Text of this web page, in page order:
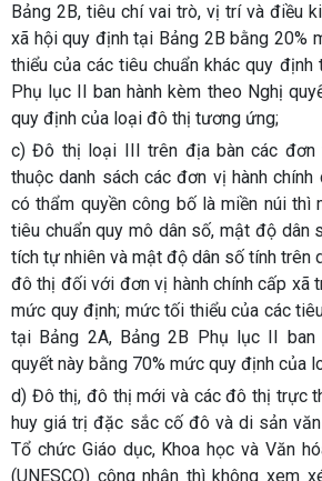
Bảng 2B, tiêu chí vai trò, vị trí và điều
xã hội quy định tại Bảng 2B bằng 20%
thiểu của các tiêu chuẩn khác quy định
Phụ lục II ban hành kèm theo Nghị
quy định của loại đô thị tương ứng;
c) Đô thị loại III trên địa bàn các đơn
thuộc danh sách các đơn vị hành
có thẩm quyền công bố là miền núi thì
tiêu chuẩn quy mô dân số, mật độ dân
tích tự nhiên và mật độ dân số tính trên
đô thị đối với đơn vị hành chính cấp xã
mức quy định; mức tối thiểu của các
tại Bảng 2A, Bảng 2B Phụ lục II ban
quyết này bằng 70% mức quy định của
d) Đô thị, đô thị mới và các đô thị trực
huy giá trị đặc sắc cố đô và di sản
Tổ chức Giáo dục, Khoa học và Văn
(UNESCO) công nhận thì không xem